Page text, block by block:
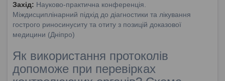
Захід: Науково-практична конференція.
Міждисциплінарний підхід до діагностики та лікування
гострого риносинуситу та отиту з позицій доказової
медицини (Дніпро)
Як використання протоколів
допоможе при перевірках